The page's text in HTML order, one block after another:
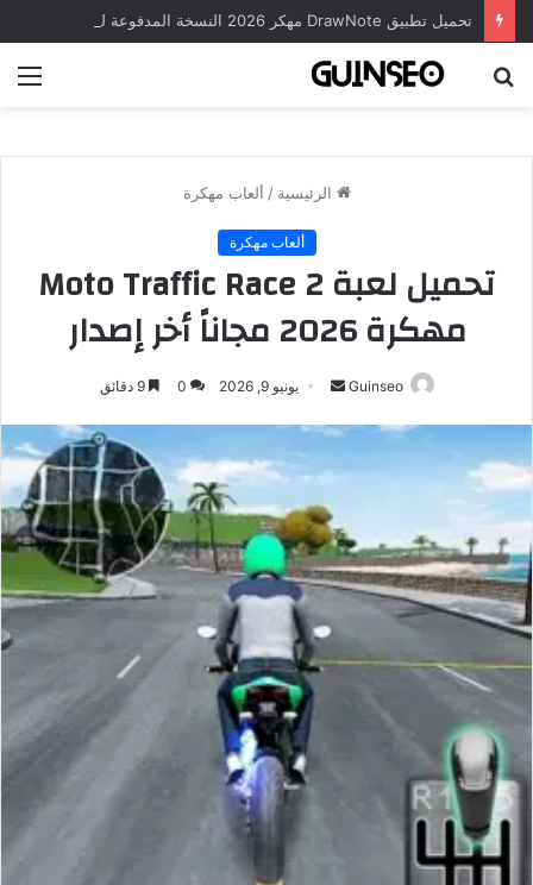
الرئيسية / ألعاب مهكرة
ألعاب مهكرة
تحميل لعبة Moto Traffic Race 2
مهكرة 2026 مجاناً أخر إصدار
Guinseo
أرسليونيو 9, 2026 0 9 دقائق